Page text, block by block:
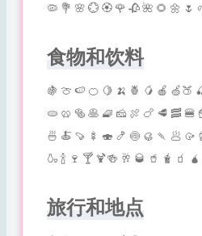
🦠 💐 🌸 💮 🏵 🌹 🥀 🌺 🌻 🌼 🌷
食物和饮料
🍇 🍈 🍉 🍊 🍋 🍌 🍍 🥭 🍎 🍏🍑
🫓 🥨 🥯 🥞 🧇 🧀 🍖 🍗 🥩 🥓 🍔
🍜 🍝 🍠 🍢 🍣 🍤 🍥 🥮 🍡 🥟 🥠
🍶 🍾 🍷 🍸 🍹🍻 🥂 🥃 🥤 🧋 🧃
旅行和地点